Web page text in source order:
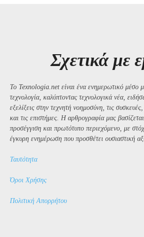
Σχετικά με
Το Texnologia.net είναι ένα ενημερωτικό μέσο
τεχνολογία, καλύπτοντας τεχνολογικά νέα,
εξελίξεις στην τεχνητή νοημοσύνη, τις
και τις επιστήμες. Η αρθρογραφία μας
προσέγγιση και πρωτότυπο περιεχόμενο, με
έγκυρη ενημέρωση που προσθέτει ουσιαστική
Ταυτότητα
Όροι Χρήσης
Πολιτική Απορρήτου